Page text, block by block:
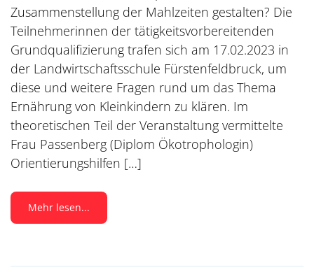
Zusammenstellung der Mahlzeiten gestalten? Die
Teilnehmerinnen der tätigkeitsvorbereitenden
Grundqualifizierung trafen sich am 17.02.2023 in
der Landwirtschaftsschule Fürstenfeldbruck, um
diese und weitere Fragen rund um das Thema
Ernährung von Kleinkindern zu klären. Im
theoretischen Teil der Veranstaltung vermittelte
Frau Passenberg (Diplom Ökotrophologin)
Orientierungshilfen […]
Mehr lesen...